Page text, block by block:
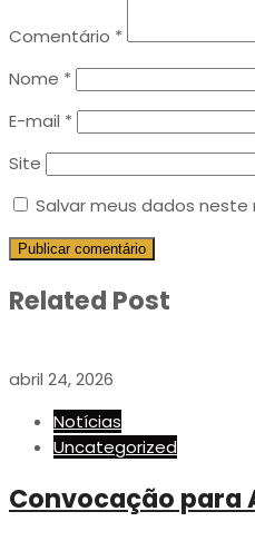
Comentário *
Nome *
E-mail *
Site
Salvar meus dados
Related Post
abril 24, 2026
Notícias
Uncategorized
Convocação para